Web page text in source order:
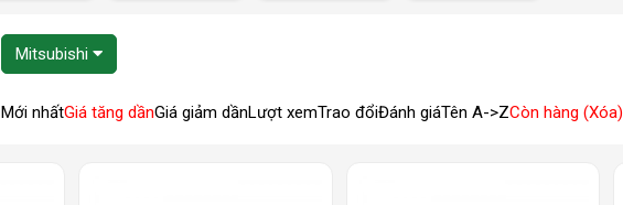
Mitsubishi
Mới nhấtGiá tăng dầnGiá giảm dầnLượt xemTrao đổiĐánh giáTên A->ZCòn hàng (Xóa)